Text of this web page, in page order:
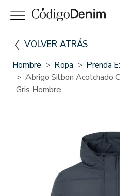
VOLVER ATRÁS
Hombre Ropa
Prenda
Abrigo Silbon Acolchado
Gris Hombre